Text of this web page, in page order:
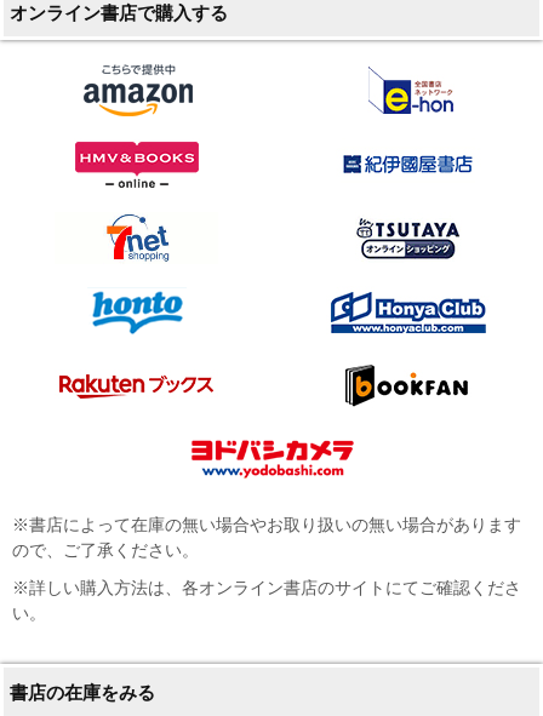
オンライン書店で購入する
※書店によって在庫の無い場合やお取り扱いの無い場合があります
ので、ご了承ください。
※詳しい購入方法は、各オンライン書店のサイトにてご確認くださ
い。
書店の在庫をみる